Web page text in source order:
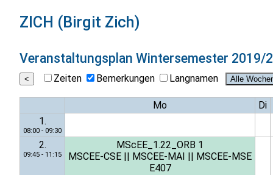
ZICH (Birgit Zich)
Veranstaltungsplan Wintersemester 2019/
Zeiten Bemerkungen Langnamen
Mo
Di
1.
08:00 - 09:30
2.
09:45 - 11:15
MScEE_1.22_ORB 1
MSCEE-CSE
MSCEE-MAI
MSCEE-MSE
E407